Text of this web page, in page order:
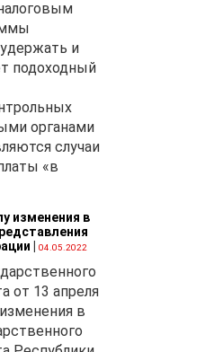
и
подоходный
органами
случаи
«в
изменения в
04.05.2022
от 13 апреля
в